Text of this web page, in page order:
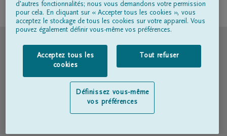
Suivez-nous sur
Conditions d'utilisation
Déclaration relative à la vie privée
Déclaration d’accessibilité
d'autres fonctionnalités; nous vous demandons votre permission
pour cela. En cliquant sur « Accepter tous les cookies », vous
acceptez le stockage de tous les cookies sur votre appareil. Vous
pouvez également définir vous-même vos préférences.
Acceptez tous les
cookies
Tout refuser
Définissez vous-même
vos préférences